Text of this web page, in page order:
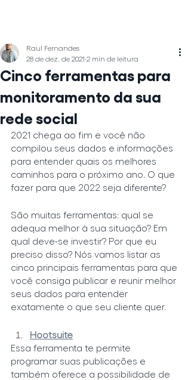
Cinco ferramentas para
monitoramento da sua
rede social
Raul Fernandes
28 de dez. de 2021 2 min de leitura
2021 chega ao fim e você não
compilou seus dados e informações
para entender quais os melhores
caminhos para o próximo ano. O que
fazer para que 2022 seja diferente?
São muitas ferramentas: qual se
adequa melhor à sua situação? Em
qual deve-se investir? Por que eu
preciso disso? Nós vamos listar as
cinco principais ferramentas para que
você consiga publicar e reunir melhor
seus dados para entender
exatamente o que seu cliente quer.
Hootsuite
Essa ferramenta te permite
programar suas publicações e
também oferece a possibilidade de